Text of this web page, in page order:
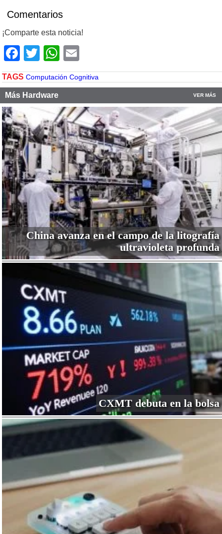
Comentarios
¡Comparte esta noticia!
Facebook
TwitterWhatsApp
TAGS Computación Cognitiva
Más Hardware VER MÁS
China avanza en el campo de la litografía
ultravioleta profunda
CXMT debuta en la bolsa